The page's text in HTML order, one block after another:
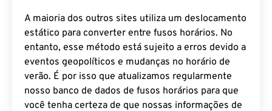
A maioria dos outros sites utiliza um deslocamento
estático para converter entre fusos horários. No
entanto, esse método está sujeito a erros devido a
eventos geopolíticos e mudanças no horário de
verão. É por isso que atualizamos regularmente
nosso banco de dados de fusos horários para que
você tenha certeza de que nossas informações de